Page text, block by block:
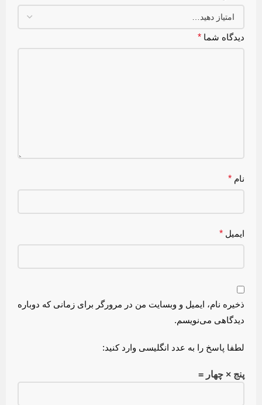
دیدگاه شما *
نام *
ایمیل *
ذخیره نام، ایمیل و وبسایت من در مرورگر برای زمانی که دوباره
دیدگاهی می‌نویسم.
لطفا پاسخ را به عدد انگلیسی وارد کنید:
پنج × چهار =